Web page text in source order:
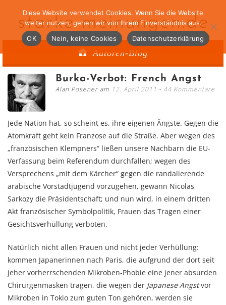
starke-meinungen.de
Autoren-Blog
Burka-Verbot: French Angst
Alan Posener am 12. April 2011 44 Kommentare
Jede Nation hat, so scheint es, ihre eigenen Ängste. Gegen die
Atomkraft geht kein Franzose auf die Straße. Aber wegen des
„französischen Klempners“ ließen unsere Nachbarn die EU-
Verfassung beim Referendum durchfallen; wegen des
Versprechens „mit dem Kärcher“ gegen die randalierende
arabische Vorstadtjugend vorzugehen, gewann Nicolas
Sarkozy die Präsidentschaft; und nun wird, in einem dritten
Akt französischer Symbolpolitik, Frauen das Tragen einer
Gesichtsverhüllung verboten.
Natürlich nicht allen Frauen und nicht jeder Verhüllung:
kommen Japanerinnen nach Paris, die aufgrund der dort seit
jeher vorherrschenden Mikroben-Phobie eine jener absurden
Chirurgenmasken tragen, die wegen der Japanese Angstvor
Mikroben in Tokio zum guten Ton gehören, werden sie
Diese Website verwendet Cookies. Wenn Sie die Website
weiter nutzen, gehen wir von Ihrem Einverständnis aus.
OK
Nein, keine Cookies Datenschutzerklärung